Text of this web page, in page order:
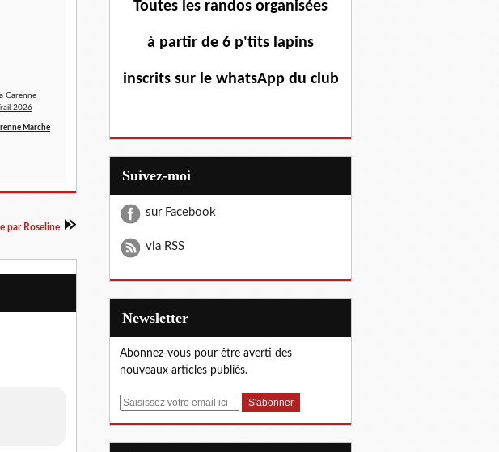
Marche
par Roseline
Toutes les randos organisées
à partir de 6 p'tits lapins
inscrits sur le whatsApp du club
Suivez-moi
sur Facebook
via RSS
Newsletter
Abonnez-vous pour être averti des
nouveaux articles publiés.
E